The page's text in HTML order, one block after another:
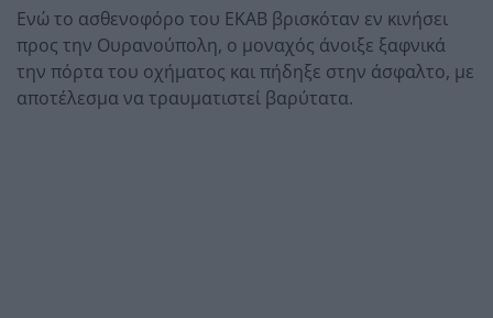
Ενώ το ασθενοφόρο του ΕΚΑΒ βρισκόταν εν κινήσει
προς την Ουρανούπολη, ο μοναχός άνοιξε ξαφνικά
την πόρτα του οχήματος και πήδηξε στην άσφαλτο, με
αποτέλεσμα να τραυματιστεί βαρύτατα.